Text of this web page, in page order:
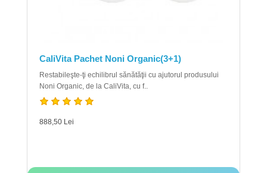
CaliVita Pachet Noni Organic(3+1)
Restabileşte-ţi echilibrul sănătăţii cu ajutorul produsului
Noni Organic, de la CaliVita, cu f..
888,50 Lei